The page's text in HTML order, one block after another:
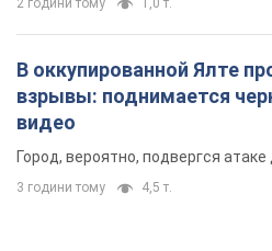
2 години тому 1,0 т.
В оккупированной Ялте
взрывы: поднимается
видео
Город, вероятно, подвергся атаке
3 години тому 4,5 т.